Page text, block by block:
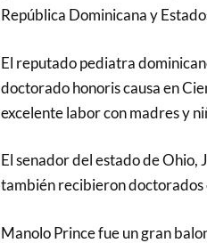
República Dominicana y
El reputado pediatra
doctorado honoris causa en
excelente labor con madres y
El senador del estado de Ohio,
también recibieron doctorados
Manolo Prince fue un gran